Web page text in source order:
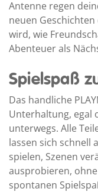
Antenne regen
neuen
wird, wie
Abenteuer als
Spielspaß
Das handliche
Unterhaltung, egal
unterwegs. Alle
lassen sich schnell
spielen, Szenen
ausprobieren,
spontanen